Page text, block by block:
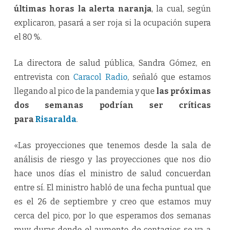
últimas horas la alerta naranja, la cual, según
explicaron, pasará a ser roja si la ocupación supera
el 80 %.
La directora de salud pública, Sandra Gómez, en
entrevista conCaracol Radio, señaló que estamos
llegando al pico de la pandemia y que las próximas
dos semanas podrían ser críticas
para Risaralda.
«Las proyecciones que tenemos desde la sala de
análisis de riesgo y las proyecciones que nos dio
hace unos días el ministro de salud concuerdan
entre sí. El ministro habló de una fecha puntual que
es el 26 de septiembre y creo que estamos muy
cerca del pico, por lo que esperamos dos semanas